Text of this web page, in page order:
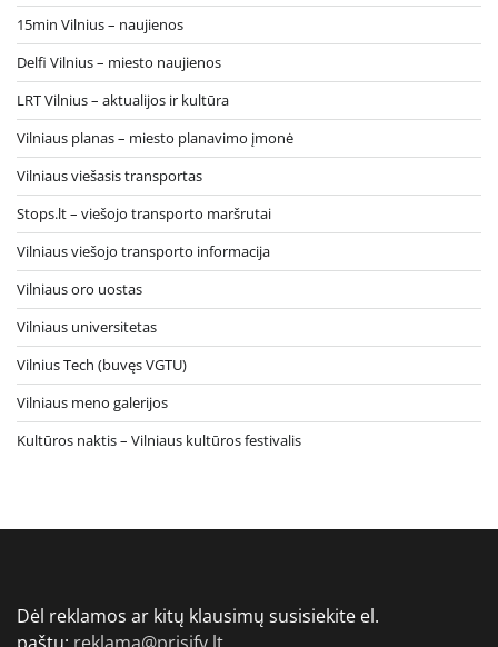
15min Vilnius – naujienos
Delfi Vilnius – miesto naujienos
LRT Vilnius – aktualijos ir kultūra
Vilniaus planas – miesto planavimo įmonė
Vilniaus viešasis transportas
Stops.lt – viešojo transporto maršrutai
Vilniaus viešojo transporto informacija
Vilniaus oro uostas
Vilniaus universitetas
Vilnius Tech (buvęs VGTU)
Vilniaus meno galerijos
Kultūros naktis – Vilniaus kultūros festivalis
Dėl reklamos ar kitų klausimų susisiekite el.